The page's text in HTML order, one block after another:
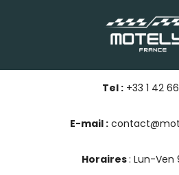
Tel :+33 1 42
E-mail :
Horaires: Lun-Ven